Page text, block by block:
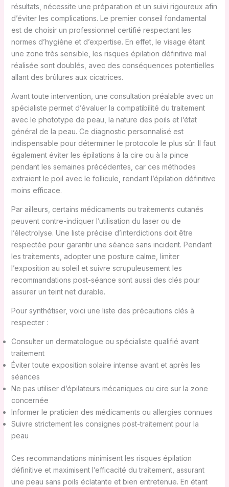
résultats, nécessite une préparation et un suivi rigoureux afin
d’éviter les complications. Le premier conseil fondamental
est de choisir un professionnel certifié respectant les
normes d’hygiène et d’expertise. En effet, le visage étant
une zone très sensible, les risques épilation définitive mal
réalisée sont doublés, avec des conséquences potentielles
allant des brûlures aux cicatrices.
Avant toute intervention, une consultation préalable avec un
spécialiste permet d’évaluer la compatibilité du traitement
avec le phototype de peau, la nature des poils et l’état
général de la peau. Ce diagnostic personnalisé est
indispensable pour déterminer le protocole le plus sûr. Il faut
également éviter les épilations à la cire ou à la pince
pendant les semaines précédentes, car ces méthodes
extraient le poil avec le follicule, rendant l’épilation définitive
moins efficace.
Par ailleurs, certains médicaments ou traitements cutanés
peuvent contre-indiquer l’utilisation du laser ou de
l’électrolyse. Une liste précise d’interdictions doit être
respectée pour garantir une séance sans incident. Pendant
les traitements, adopter une posture calme, limiter
l’exposition au soleil et suivre scrupuleusement les
recommandations post-séance sont aussi des clés pour
assurer un teint net durable.
Pour synthétiser, voici une liste des précautions clés à
respecter :
Consulter un dermatologue ou spécialiste qualifié avant
traitement
Éviter toute exposition solaire intense avant et après les
séances
Ne pas utiliser d’épilateurs mécaniques ou cire sur la zone
concernée
Informer le praticien des médicaments ou allergies connues
Suivre strictement les consignes post-traitement pour la
peau
Ces recommandations minimisent les risques épilation
définitive et maximisent l’efficacité du traitement, assurant
une peau sans poils éclatante et bien entretenue. En étant